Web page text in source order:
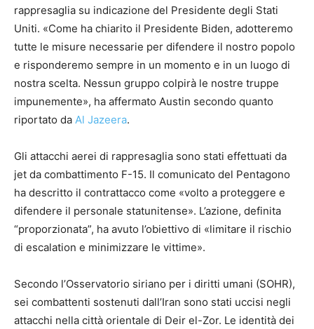
rappresaglia su indicazione del Presidente degli Stati
Uniti. «Come ha chiarito il Presidente Biden, adotteremo
tutte le misure necessarie per difendere il nostro popolo
e risponderemo sempre in un momento e in un luogo di
nostra scelta. Nessun gruppo colpirà le nostre truppe
impunemente», ha affermato Austin secondo quanto
riportato da Al Jazeera.
Gli attacchi aerei di rappresaglia sono stati effettuati da
jet da combattimento F-15. Il comunicato del Pentagono
ha descritto il contrattacco come «volto a proteggere e
difendere il personale statunitense». L’azione, definita
“proporzionata”, ha avuto l’obiettivo di «limitare il rischio
di escalation e minimizzare le vittime».
Secondo l’Osservatorio siriano per i diritti umani (SOHR),
sei combattenti sostenuti dall’Iran sono stati uccisi negli
attacchi nella città orientale di Deir el-Zor. Le identità dei